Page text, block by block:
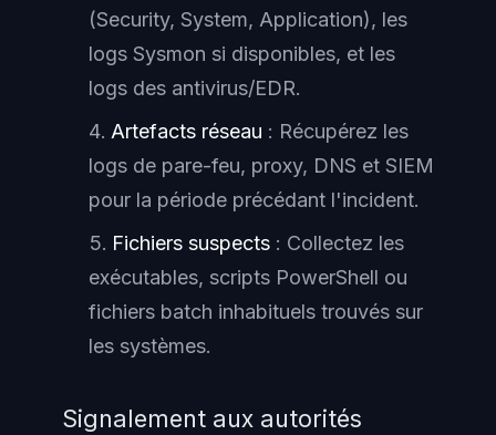
(Security, System, Application), les
logs Sysmon si disponibles, et les
logs des antivirus/EDR.
Artefacts réseau : Récupérez les
logs de pare-feu, proxy, DNS et SIEM
pour la période précédant l'incident.
Fichiers suspects : Collectez les
exécutables, scripts PowerShell ou
fichiers batch inhabituels trouvés sur
les systèmes.
Signalement aux autorités